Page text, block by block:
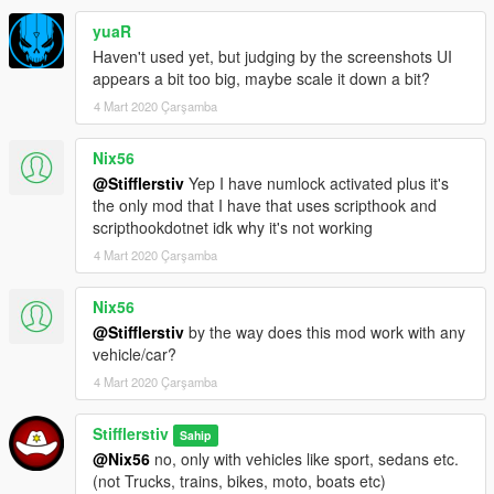
https://github.com/crosire/scripthookvdotnet/releases)
3) Положите папку scripts в основную директорию Вашей
GTA 5 и замените, если потребуется.
Активация:
"Num+" - активация основной панели (если Вы находитесь в
Прочие клавиши:
"Num-" - упрощённый вид
"Num*" - экранное меню функций авто
"Num8 / Num2" - навигация по меню
"Num5" - выбор пункта меню
"Num0" - назад
Поддерживаемые классы автомобилей:
Compacts, Coupes, Muscle, OffRoad, Sedans, Sports,
SportsClassics, Super, SUVs, Vans.
Как работает Контроль погодных условий:
1) Активируйте "Контроль погодных условий" в меню
EDashboard
yuaR
Haven't used yet, but judging by the screenshots UI
appears a bit too big, maybe scale it down a bit?
4 Mart 2020 Çarşamba
Nix56
@Stifflerstiv Yep I have numlock activated plus it's
the only mod that I have that uses scripthook and
scripthookdotnet idk why it's not working
4 Mart 2020 Çarşamba
Nix56
@Stifflerstiv by the way does this mod work with any
vehicle/car?
4 Mart 2020 Çarşamba
Stifflerstiv Sahip
@Nix56 no, only with vehicles like sport, sedans etc.
(not Trucks, trains, bikes, moto, boats etc)